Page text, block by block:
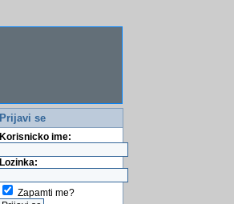
Prijavi se
Korisnicko ime:
Lozinka:
Zapamti me?